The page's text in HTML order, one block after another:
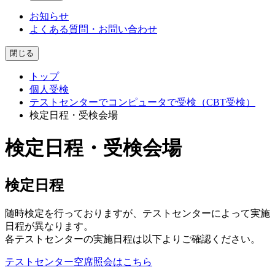
お知らせ
よくある質問・お問い合わせ
閉じる
トップ
個人受検
テストセンターでコンピュータで受検（CBT受検）
検定日程・受検会場
検定日程・受検会場
検定日程
随時検定を行っておりますが、テストセンターによって実施
日程が異なります。
各テストセンターの実施日程は以下よりご確認ください。
テストセンター空席照会はこちら